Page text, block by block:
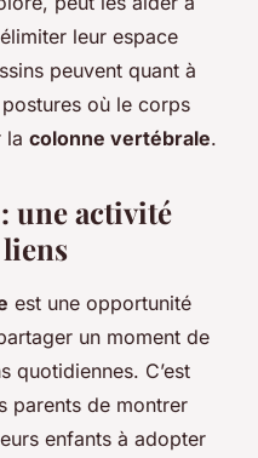
leur espace
peuvent quant à
où le corps
la colonne vertébrale.
une activité
est une opportunité
un moment de
quotidiennes. C’est
parents de montrer
enfants à adopter